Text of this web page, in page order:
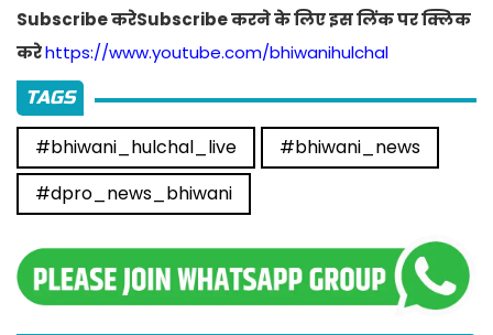
Subscribe करेSubscribe करने के लिए इस लिंक पर क्लिक
करेhttps://www.youtube.com/bhiwanihulchal
TAGS
#bhiwani_hulchal_live
#bhiwani_news
#dpro_news_bhiwani